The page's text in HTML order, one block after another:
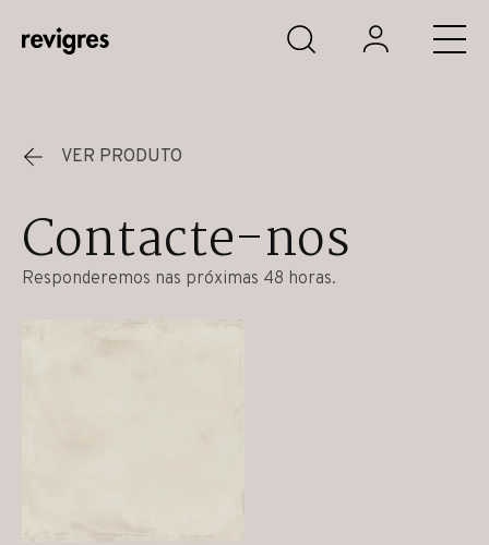
Saltar para o conteúdo principal
VER PRODUTO
Contacte-nos
Responderemos nas próximas 48 horas.